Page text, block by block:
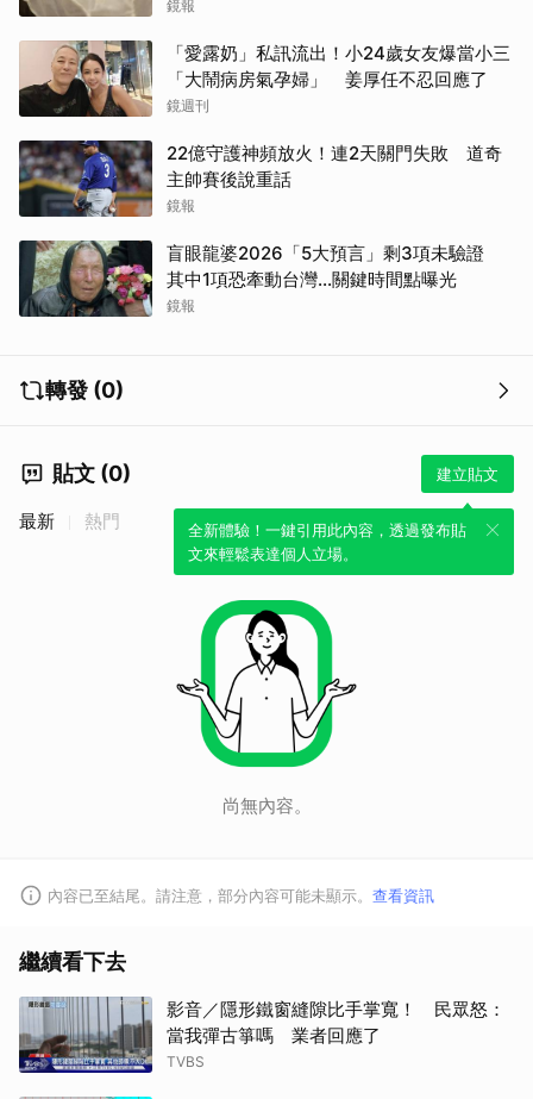
鏡報
「愛露奶」私訊流出！小24歲女友爆當小三
「大鬧病房氣孕婦」 姜厚任不忍回應了
鏡週刊
22億守護神頻放火！連2天關門失敗 道奇
主帥賽後說重話
鏡報
盲眼龍婆2026「5大預言」剩3項未驗證
其中1項恐牽動台灣...關鍵時間點曝光
鏡報
轉發 (0)
貼文 (0) 建立貼文
全新體驗！一鍵引用此內容，透過發布貼
文來輕鬆表達個人立場。
最新 熱門
尚無內容。
內容已至結尾。請注意，部分內容可能未顯示。 查看資訊
繼續看下去
影音／隱形鐵窗縫隙比手掌寬！ 民眾怒：
當我彈古箏嗎 業者回應了
TVBS